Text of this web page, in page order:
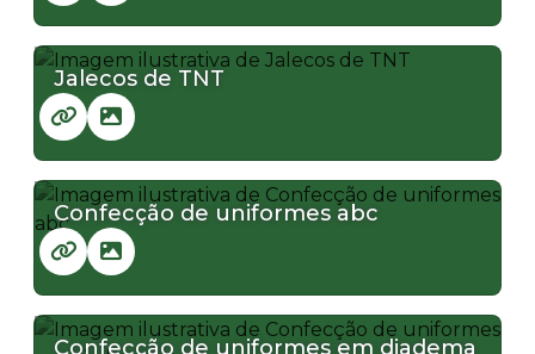
Jalecos de TNT
Confecção de uniformes abc
Confecção de uniformes em diadema